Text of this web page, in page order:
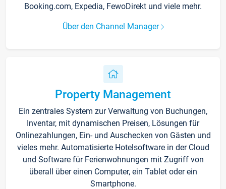
Booking.com, Expedia, FewoDirekt und viele mehr.
Über den Channel Manager
Property Management
Ein zentrales System zur Verwaltung von Buchungen,
Inventar, mit dynamischen Preisen, Lösungen für
Onlinezahlungen, Ein- und Auschecken von Gästen und
vieles mehr. Automatisierte Hotelsoftware in der Cloud
und Software für Ferienwohnungen mit Zugriff von
überall über einen Computer, ein Tablet oder ein
Smartphone.